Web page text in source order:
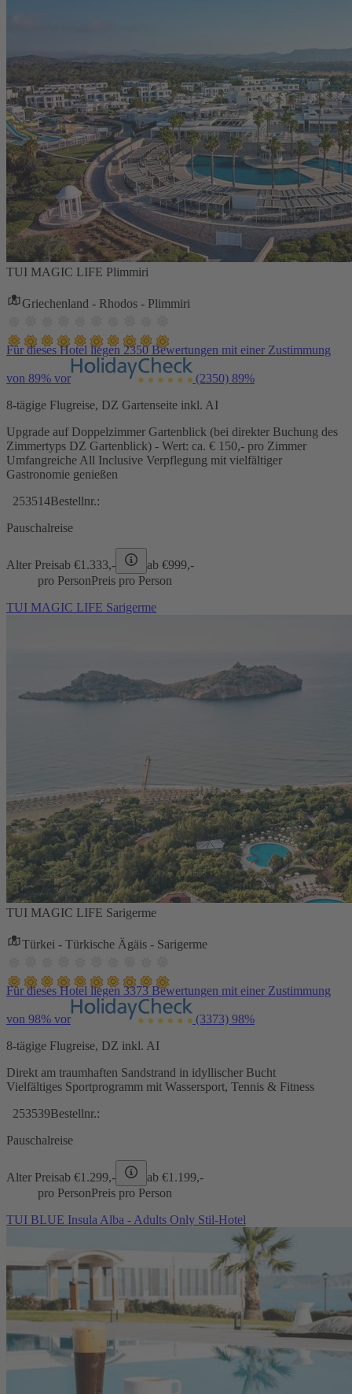
TUI MAGIC LIFE Plimmiri
Griechenland - Rhodos - Plimmiri
Für dieses Hotel liegen 2350 Bewertungen mit einer Zustimmung
von 89% vor (2350) 89%
8-tägige Flugreise, DZ Gartenseite inkl. AI
Upgrade auf Doppelzimmer Gartenblick (bei direkter Buchung des
Zimmertyps DZ Gartenblick) - Wert: ca. € 150,- pro Zimmer
Umfangreiche All Inclusive Verpflegung mit vielfältiger
Gastronomie genießen
253514Bestellnr.:
Pauschalreise
Alter Preisab €1.333,- ab €999,-
pro PersonPreis pro Person
TUI MAGIC LIFE Sarigerme
TUI MAGIC LIFE Sarigerme
Türkei - Türkische Ägäis - Sarigerme
Für dieses Hotel liegen 3373 Bewertungen mit einer Zustimmung
von 98% vor (3373) 98%
8-tägige Flugreise, DZ inkl. AI
Direkt am traumhaften Sandstrand in idyllischer Bucht
Vielfältiges Sportprogramm mit Wassersport, Tennis & Fitness
253539Bestellnr.:
Pauschalreise
Alter Preisab €1.299,- ab €1.199,-
pro PersonPreis pro Person
TUI BLUE Insula Alba - Adults Only Stil-Hotel